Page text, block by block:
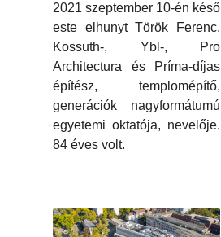
2021 szeptember 10-én késő
este elhunyt Török Ferenc,
Kossuth-, Ybl-, Pro
Architectura és Príma-díjas
építész, templomépítő,
generációk nagyformátumú
egyetemi oktatója, nevelője.
84 éves volt.